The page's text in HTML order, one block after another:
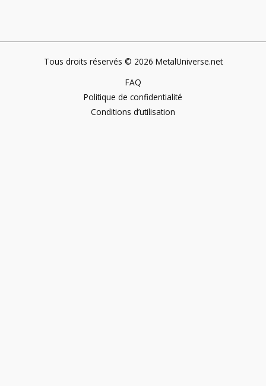
Tous droits réservés © 2026 MetalUniverse.net
FAQ
Politique de confidentialité
Conditions d’utilisation